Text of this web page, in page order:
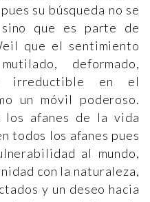
su búsqueda no se
que es parte de
que el sentimiento
deformado,
irreductible en el
un móvil poderoso.
los afanes de la vida
todos los afanes pues
al mundo,
con la naturaleza,
y un deseo hacia